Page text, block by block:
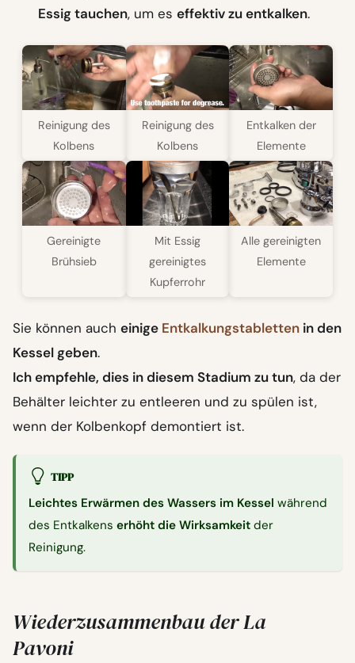
Essig tauchen, um es effektiv zu entkalken.
Reinigung des
Kolbens
Reinigung des
Kolbens
Entkalken der
Elemente
Gereinigte
Brühsieb
Mit Essig
gereinigtes
Kupferrohr
Alle gereinigten
Elemente
Sie können auch einige Entkalkungstabletten in den
Kessel geben.
Ich empfehle, dies in diesem Stadium zu tun, da der
Behälter leichter zu entleeren und zu spülen ist,
wenn der Kolbenkopf demontiert ist.
TIPP
Leichtes Erwärmen des Wassers im Kessel während
des Entkalkens erhöht die Wirksamkeit der
Reinigung.
Wiederzusammenbau der La
Pavoni